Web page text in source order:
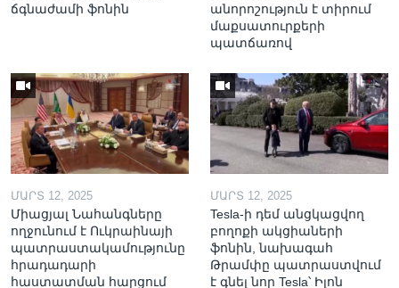
ճգնաժամի ֆոնին
անորոշություն է տիրում
մաքսատուրքերի
պատճառով
ՄԱՐՏ 12, 2025
Միացյալ Նահանգները
ողջունում է Ուկրաինայի
պատրաստակամությունը
հրադադարի
հաստատման հարցում
ՄԱՐՏ 12, 2025
Tesla-ի դեմ անցկացվող
բողոքի ակցիաների
ֆոնին, նախագահ
Թրամփը պատրաստվում
է գնել նոր Tesla՝ Իլոն